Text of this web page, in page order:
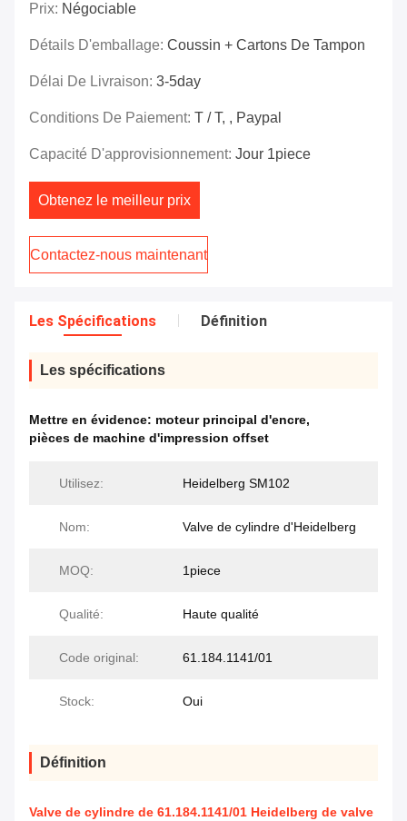
Prix: Négociable
Détails D'emballage: Coussin + Cartons De Tampon
Délai De Livraison: 3-5day
Conditions De Paiement: T / T, , Paypal
Capacité D'approvisionnement: Jour 1piece
Obtenez le meilleur prix
Contactez-nous maintenant
Les Spécifications Définition
Les spécifications
Mettre en évidence: moteur principal d'encre,
pièces de machine d'impression offset
Utilisez: Heidelberg SM102
Nom: Valve de cylindre d'Heidelberg
MOQ: 1piece
Qualité: Haute qualité
Code original: 61.184.1141/01
Stock: Oui
Définition
Valve de cylindre de 61.184.1141/01 Heidelberg de valve